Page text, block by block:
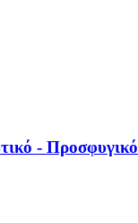
- Προσφυγικό